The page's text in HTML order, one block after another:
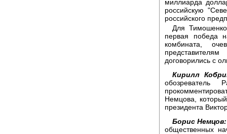
миллиарда
российскую
российского
Для
первая победа
комбината,
договорились с
Кирилл
Немцова,
президента
Борис Немцов:
общественных